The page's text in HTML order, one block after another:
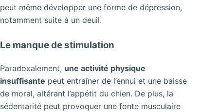
peut même développer une forme de dépression,
notamment suite à un deuil.
Le manque de stimulation
Paradoxalement, une activité physique
insuffisante peut entraîner de l’ennui et une baisse
de moral, altérant l’appétit du chien. De plus, la
sédentarité peut provoquer une fonte musculaire